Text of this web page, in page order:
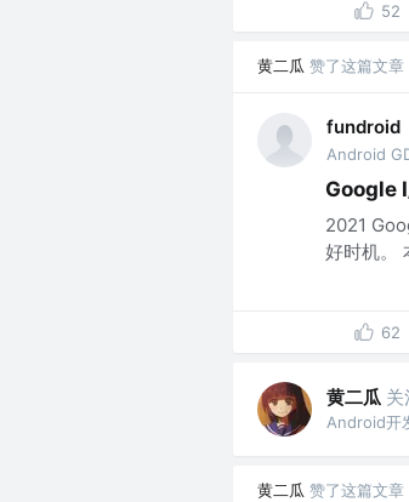
52
黄二瓜 赞了这篇文章
fundroid
Android
Google
2021
好时机。
62
黄二瓜 关
Android开
黄二瓜 赞了这篇文章